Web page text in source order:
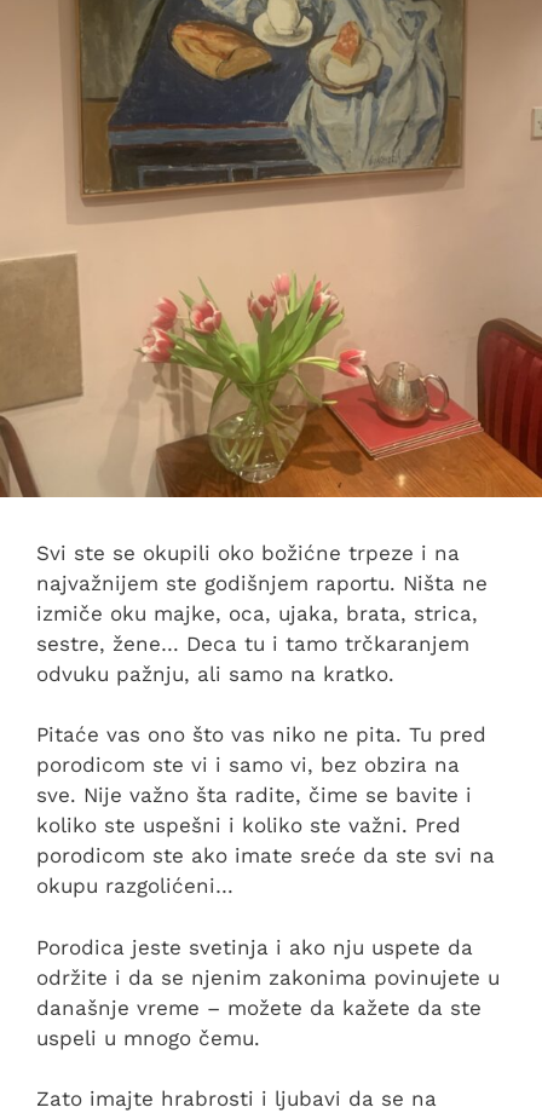
Svi ste se okupili oko božićne trpeze i na
najvažnijem ste godišnjem raportu. Ništa ne
izmiče oku majke, oca, ujaka, brata, strica,
sestre, žene… Deca tu i tamo trčkaranjem
odvuku pažnju, ali samo na kratko.
Pitaće vas ono što vas niko ne pita. Tu pred
porodicom ste vi i samo vi, bez obzira na
sve. Nije važno šta radite, čime se bavite i
koliko ste uspešni i koliko ste važni. Pred
porodicom ste ako imate sreće da ste svi na
okupu razgolićeni…
Porodica jeste svetinja i ako nju uspete da
održite i da se njenim zakonima povinujete u
današnje vreme – možete da kažete da ste
uspeli u mnogo čemu.
Zato imajte hrabrosti i ljubavi da se na